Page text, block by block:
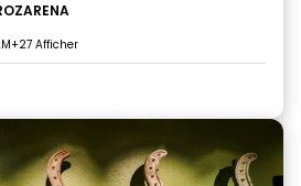
+27 Afficher